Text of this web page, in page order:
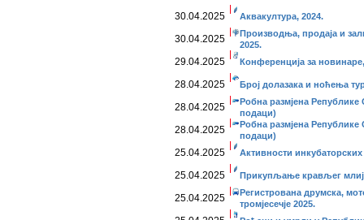
30.04.2025 Аквакултура, 2024.
30.04.2025
Производња, продаја и
2025.
29.04.2025 Конференција за
28.04.2025 Број долазака и ноћења
28.04.2025
Робна размјена Републике
подаци)
28.04.2025
Робна размјена Републике
подаци)
25.04.2025 Активности
25.04.2025 Прикупљање крављег
25.04.2025
Регистрована друмска,
тромјесечје 2025.